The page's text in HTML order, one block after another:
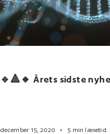
🔹🔺🔸 Årets sidste
december 15, 2020 • 5 min læsetid